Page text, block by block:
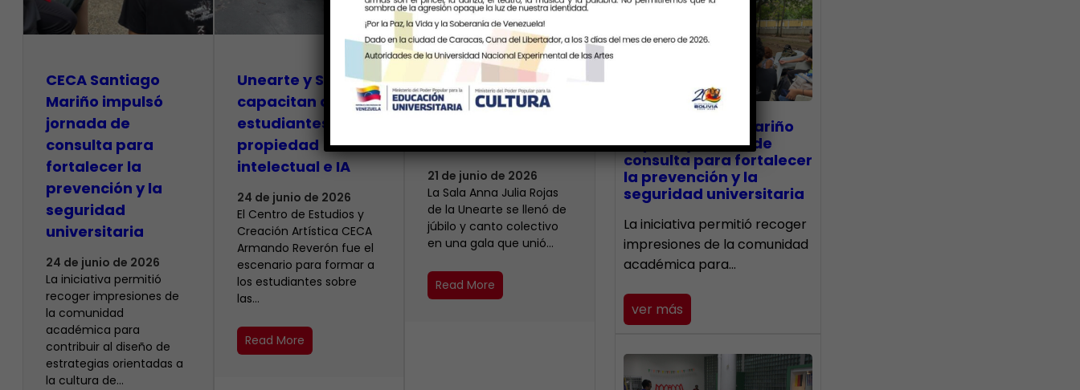
CECA Santiago
Mariño impulsó
jornada de
consulta para
fortalecer la
prevención y la
seguridad
universitaria
24 de junio de 2026
La iniciativa permitió
recoger impresiones de
la comunidad
académica para
contribuir al diseño de
estrategias orientadas a
la cultura de…
Unearte y SAPI
capacitan a
estudiantes sobre
propiedad
intelectual e IA
24 de junio de 2026
El Centro de Estudios y
Creación Artística CECA
Armando Reverón fue el
escenario para formar a
los estudiantes sobre
las…
Read More
Más de 400 voces
rinden tributo a la
Bor
21 de junio de 2026
​La Sala Anna Julia Rojas
de la Unearte se llenó de
júbilo y canto colectivo
en una gala que unió…
Read More
CECA Santiago Mariño
impulsó jornada de
consulta para fortalecer
la prevención y la
seguridad universitaria
La iniciativa permitió recoger
impresiones de la comunidad
académica para…
ver más